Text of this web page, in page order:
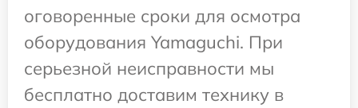
оговоренные сроки для осмотра
оборудования Yamaguchi. При
серьезной неисправности мы
бесплатно доставим технику в